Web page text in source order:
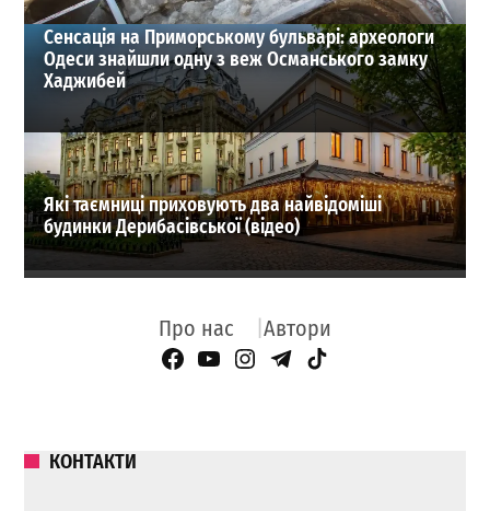
Сенсація на Приморському бульварі: археологи
Одеси знайшли одну з веж Османського замку
Хаджибей
Які таємниці приховують два найвідоміші
будинки Дерибасівської (відео)
Про нас Автори
Facebook Page
YouTube
Instagram
Telegram
TikTok
КОНТАКТИ